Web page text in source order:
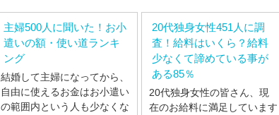
主婦500人に聞いた！お小
遣いの額・使い道ランキ
ング
結婚して主婦になってから、
自由に使えるお金はお小遣い
の範囲内という人も少なくな
20代独身女性451人に調
査！給料はいくら？給料
少なくて諦めている事が
ある85％
20代独身女性の皆さん、現
在のお給料に満足しています